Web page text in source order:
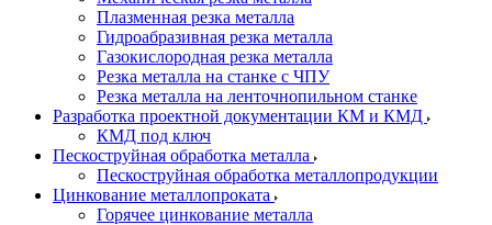
Плазменная резка металла
Гидроабразивная резка металла
Газокислородная резка металла
Резка металла на станке с ЧПУ
Резка металла на ленточнопильном станке
Разработка проектной документации КМ и КМД
КМД под ключ
Пескоструйная обработка металла
Пескоструйная обработка металлопродукции
Цинкование металлопроката
Горячее цинкование металла